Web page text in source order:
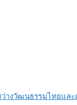
หว่างวัฒนธรรมไทยแล